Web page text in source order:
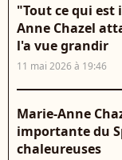
"Tout ce qui
Anne Chazel
l'a vue grandir
11 mai 2026 à 19:46
Marie-Anne
importante du
chaleureuses